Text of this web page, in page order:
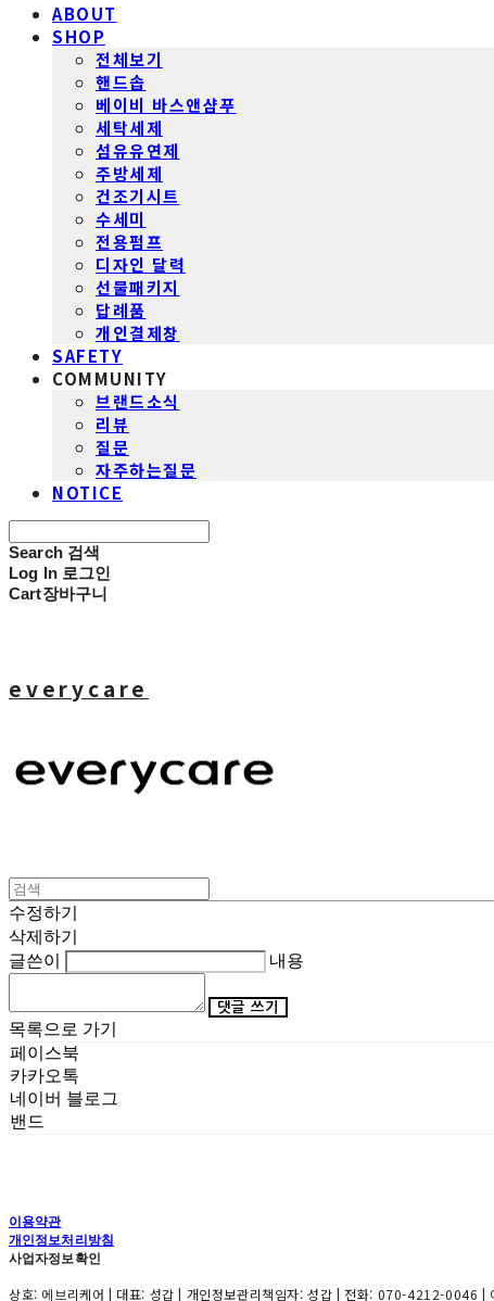
ABOUT
SHOP
전체보기
핸드솝
베이비 바스앤샴푸
세탁세제
섬유유연제
주방세제
건조기시트
수세미
전용펌프
디자인 달력
선물패키지
답례품
개인결제창
SAFETY
COMMUNITY
브랜드소식
리뷰
질문
자주하는질문
NOTICE
Search 검색
Log In 로그인
Cart장바구니
everycare
수정하기
삭제하기
글쓴이
내용
댓글 쓰기
목록으로 가기
페이스북
카카오톡
네이버 블로그
밴드
이용약관
개인정보처리방침
사업자정보확인
상호: 에브리케어 | 대표: 성갑 | 개인정보관리책임자: 성갑 | 전화: 070-4212-